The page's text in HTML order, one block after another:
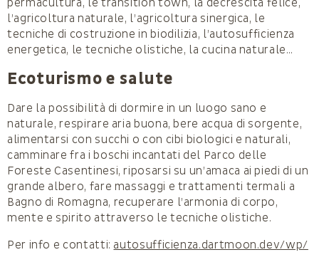
permacultura, le transition town, la decrescita felice,
l’agricoltura naturale, l’agricoltura sinergica, le
tecniche di costruzione in biodilizia, l’autosufficienza
energetica, le tecniche olistiche, la cucina naturale…
Ecoturismo e salute
Dare la possibilità di dormire in un luogo sano e
naturale, respirare aria buona, bere acqua di sorgente,
alimentarsi con succhi o con cibi biologici e naturali,
camminare fra i boschi incantati del Parco delle
Foreste Casentinesi, riposarsi su un’amaca ai piedi di un
grande albero, fare massaggi e trattamenti termali a
Bagno di Romagna, recuperare l’armonia di corpo,
mente e spirito attraverso le tecniche olistiche.
Per info e contatti: autosufficienza.dartmoon.dev/wp/